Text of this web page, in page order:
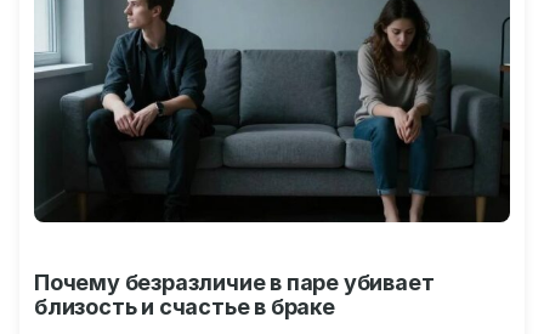
Почему безразличие в паре убивает
близость и счастье в браке